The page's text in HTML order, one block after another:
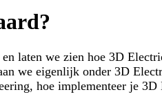
laten we zien hoe 3D
we eigenlijk onder 3D
hoe implementeer je